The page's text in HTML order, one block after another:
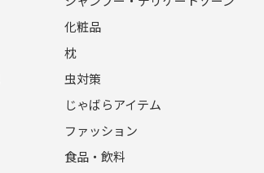
化粧品
枕
虫対策
じゃばらアイテム
ファッション
食品・飲料